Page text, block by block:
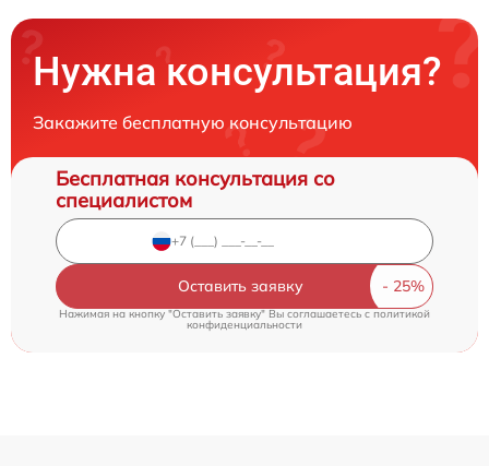
Нужна консультация?
Закажите бесплатную консультацию
Бесплатная консультация со
специалистом
Оставить заявку
Нажимая на кнопку "Оставить заявку" Вы соглашаетесь cполитикой
конфиденциальности